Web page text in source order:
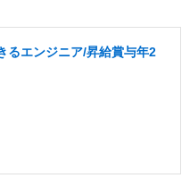
るエンジニア/昇給賞与年2